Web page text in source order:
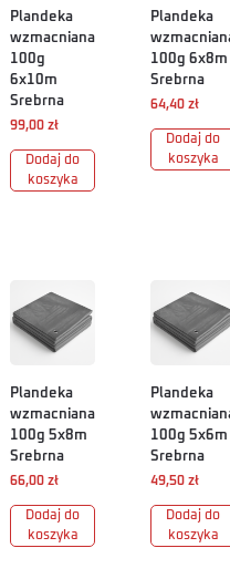
Plandeka
wzmacniana
100g
6x10m
Srebrna
99,00 zł
Dodaj do
koszyka
Plandeka
100g 6x8m
Srebrna
64,40 zł
Dodaj do
koszyka
Plandeka
wzmacniana
100g 5x8m
Srebrna
66,00 zł
Dodaj do
koszyka
Plandeka
100g 5x6m
Srebrna
49,50 zł
Dodaj do
koszyka